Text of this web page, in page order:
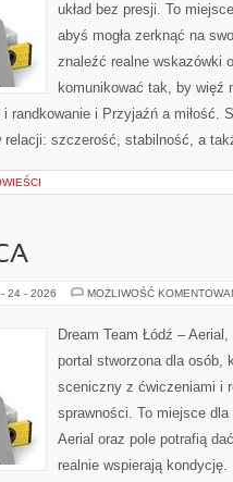
układ bez presji. To
abyś mogła zerknąć na
znaleźć realne wskazówki
komunikować tak, by więź
randkowanie i Przyjaźń a miłość.
relacji: szczerość, stabilność, a
24 - 2026 MOŻLIWOŚĆ
Dream Team Łódź –
portal stworzona dla osób,
sceniczny z ćwiczeniami i
sprawności. To miejsce
Aerial oraz pole potrafią
realnie wspierają